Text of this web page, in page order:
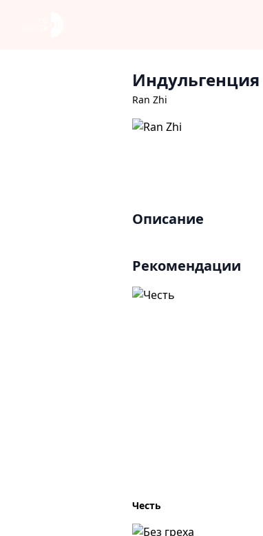
Индульгенция
Ran Zhi
Описание
Рекомендации
Честь